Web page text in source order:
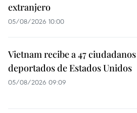
extranjero
05/08/2026 10:00
Vietnam recibe a 47 ciudadanos
deportados de Estados Unidos
05/08/2026 09:09